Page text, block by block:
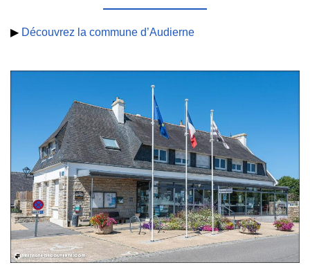
▶ Découvrez la commune d’Audierne